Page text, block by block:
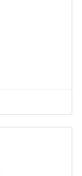
Copy- in mạng-
/phút - Độ phân
đảo bản sao